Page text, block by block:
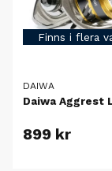
Finns i flera
DAIWA
Daiwa Aggrest
899 kr